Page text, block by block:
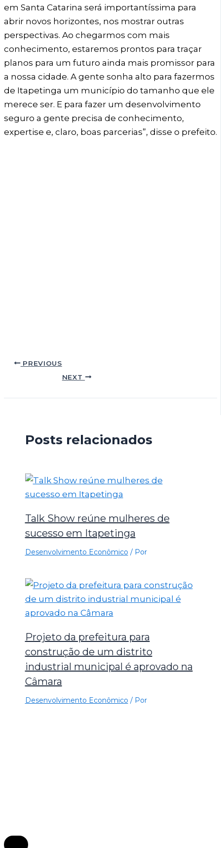
em Santa Catarina será importantíssima para
abrir novos horizontes, nos mostrar outras
perspectivas. Ao chegarmos com mais
conhecimento, estaremos prontos para traçar
planos para um futuro ainda mais promissor para
a nossa cidade. A gente sonha alto para fazermos
de Itapetinga um município do tamanho que ele
merece ser. E para fazer um desenvolvimento
seguro a gente precisa de conhecimento,
expertise e, claro, boas parcerias”, disse o prefeito.
PREVIOUS
NEXT
Posts relacionados
Talk Show reúne mulheres de
sucesso em Itapetinga
Desenvolvimento Econômico / Por
Projeto da prefeitura para
construção de um distrito
industrial municipal é aprovado na
Câmara
Desenvolvimento Econômico / Por